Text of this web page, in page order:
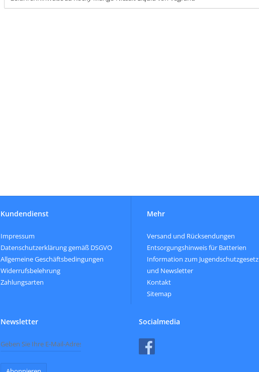
Kundendienst
Impressum
Datenschutzerklärung gemäß DSGVO
Allgemeine Geschäftsbedingungen
Widerrufsbelehrung
Zahlungsarten
Mehr
Versand und Rücksendungen
Entsorgungshinweis für Batterien
Information zum Jugendschutzgesetz
und Newsletter
Kontakt
Sitemap
Newsletter Socialmedia